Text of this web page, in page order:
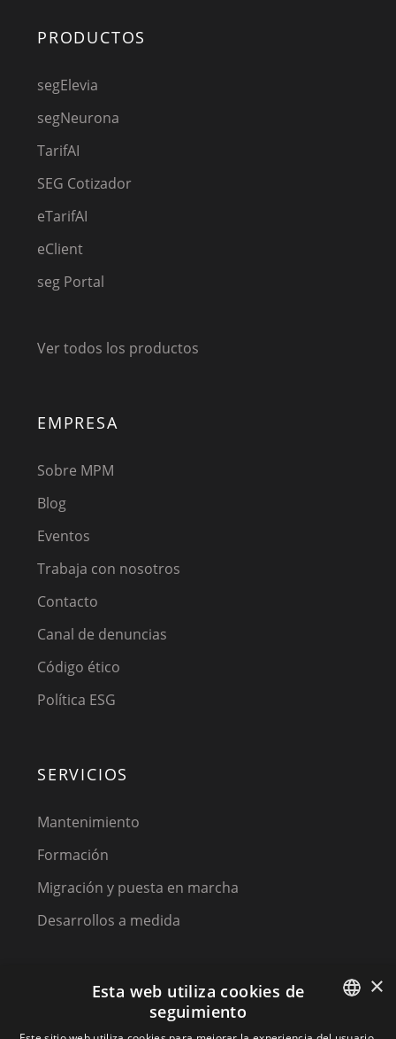
PRODUCTOS
segElevia
segNeurona
TarifAI
SEG Cotizador
eTarifAI
eClient
seg Portal
Ver todos los productos
EMPRESA
Sobre MPM
Blog
Eventos
Trabaja con nosotros
Contacto
Canal de denuncias
Código ético
Política ESG
SERVICIOS
Mantenimiento
Formación
Migración y puesta en marcha
Desarrollos a medida
SPANISH
×
Esta web utiliza cookies de
seguimiento